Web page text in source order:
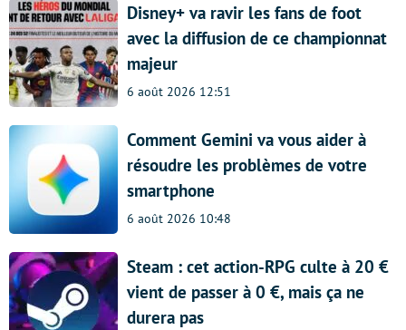
Disney+ va ravir les fans de foot
avec la diffusion de ce championnat
majeur
6 août 2026 12:51
Comment Gemini va vous aider à
résoudre les problèmes de votre
smartphone
6 août 2026 10:48
Steam : cet action-RPG culte à 20 €
vient de passer à 0 €, mais ça ne
durera pas